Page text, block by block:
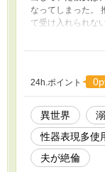
なってしまった。
て受け入れられな
とう捕まってしま
と賭けをし、サイ
れなかったら…と
事をして、漫画に
グミンを発行する
た。 そんな彼女が
24h.ポイント
異世界
性器表現多使
夫が絶倫